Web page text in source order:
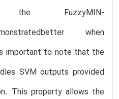
FuzzyMIN-
when
important to note that the
SVM outputs provided
This property allows the